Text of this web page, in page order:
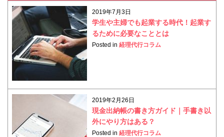
2019年7月3日
学生や主婦でも起業する時代！起業す
るために必要なこととは
Posted in経理代行コラム
2019年2月26日
現金出納帳の書き方ガイド｜手書き以
外にやり方はある？
Posted in経理代行コラム